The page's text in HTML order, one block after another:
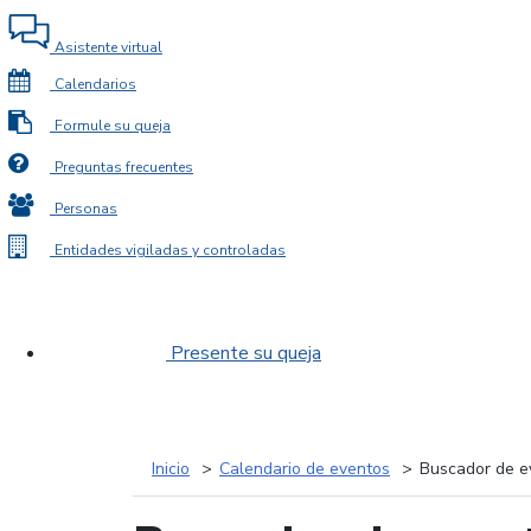
Asistente virtual
Calendarios
Formule su queja
Preguntas frecuentes
Personas
Entidades vigiladas y controladas
Presente su queja
Inicio Calendario de eventos Buscador de